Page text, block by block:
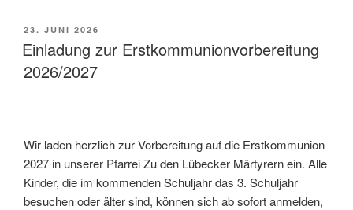
im
Erzbistum
Hamburg:
Johannes
VERÖFFENTLICHT
AM
23. JUNI 2026
Einladung zur Erstkommunionvorbereitung
2026/2027
Wir laden herzlich zur Vorbereitung auf die Erstkommunion
2027 in unserer Pfarrei Zu den Lübecker Märtyrern ein. Alle
Kinder, die im kommenden Schuljahr das 3. Schuljahr
besuchen oder älter sind, können sich ab sofort anmelden,